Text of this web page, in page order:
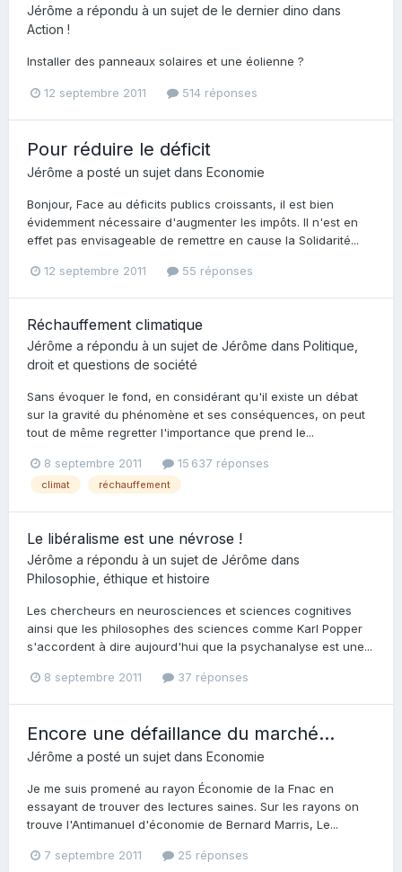
Jérôme a répondu à un sujet de le dernier dino dans
Action !
Installer des panneaux solaires et une éolienne ?
12 septembre 2011 514 réponses
Pour réduire le déficit
Jérôme a posté un sujet dans Economie
Bonjour, Face au déficits publics croissants, il est bien
évidemment nécessaire d'augmenter les impôts. Il n'est en
effet pas envisageable de remettre en cause la Solidarité...
12 septembre 2011 55 réponses
Réchauffement climatique
Jérôme a répondu à un sujet de Jérôme dans Politique,
droit et questions de société
Sans évoquer le fond, en considérant qu'il existe un débat
sur la gravité du phénomène et ses conséquences, on peut
tout de même regretter l'importance que prend le...
8 septembre 2011 15 637 réponses
climat réchauffement
Le libéralisme est une névrose !
Jérôme a répondu à un sujet de Jérôme dans
Philosophie, éthique et histoire
Les chercheurs en neurosciences et sciences cognitives
ainsi que les philosophes des sciences comme Karl Popper
s'accordent à dire aujourd'hui que la psychanalyse est une...
8 septembre 2011 37 réponses
Encore une défaillance du marché…
Jérôme a posté un sujet dans Economie
Je me suis promené au rayon Économie de la Fnac en
essayant de trouver des lectures saines. Sur les rayons on
trouve l'Antimanuel d'économie de Bernard Marris, Le...
7 septembre 2011 25 réponses